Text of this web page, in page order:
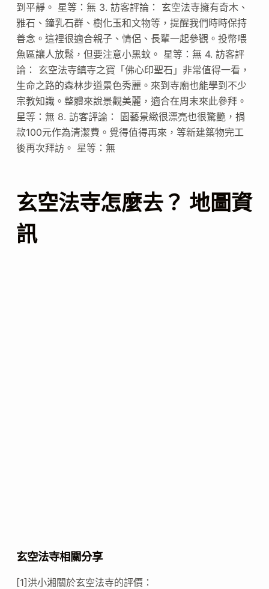
到平靜。 星等：無 3. 訪客評論： 玄空法寺擁有奇木、
雅石、鐘乳石群、樹化玉和文物等，提醒我們時時保持
善念。這裡很適合親子、情侶、長輩一起參觀。投幣喂
魚區讓人放鬆，但要注意小黑蚊。 星等：無 4. 訪客評
論： 玄空法寺鎮寺之寶「佛心印聖石」非常值得一看，
生命之路的森林步道景色秀麗。來到寺廟也能學到不少
宗教知識。整體來說景觀美麗，適合在周末來此參拜。
星等：無 8. 訪客評論： 園藝景緻很漂亮也很驚艷，捐
款100元作為清潔費。覺得值得再來，等新建築物完工
後再次拜訪。 星等：無
玄空法寺怎麼去？ 地圖資
訊
玄空法寺相關分享
[1]洪小湘關於玄空法寺的評價：